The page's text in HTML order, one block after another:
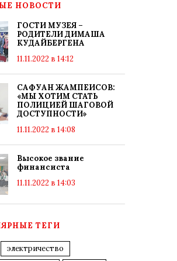
НОВОСТИ
ГОСТИ МУЗЕЯ –
РОДИТЕЛИ ДИМАША
КУДАЙБЕРГЕНА
11.11.2022 в 14:12
САФУАН ЖАМПЕИСОВ:
«МЫ ХОТИМ СТАТЬ
ПОЛИЦИЕЙ ШАГОВОЙ
ДОСТУПНОСТИ»
11.11.2022 в 14:08
Высокое звание
финансиста
11.11.2022 в 14:03
ТЕГИ
электричество